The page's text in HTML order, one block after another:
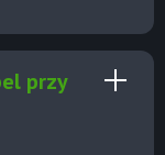
przy